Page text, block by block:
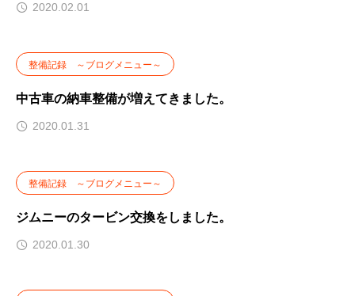
2020.02.01
整備記録 ～ブログメニュー～
中古車の納車整備が増えてきました。
2020.01.31
整備記録 ～ブログメニュー～
ジムニーのタービン交換をしました。
2020.01.30